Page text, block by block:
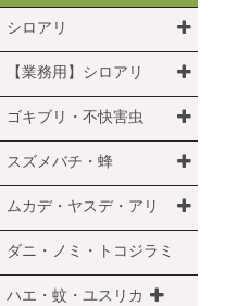
シロアリ
【業務用】シロアリ
ゴキブリ・不快害虫
スズメバチ・蜂
ムカデ・ヤスデ・アリ
ダニ・ノミ・トコジラミ
ハエ・蚊・ユスリカ